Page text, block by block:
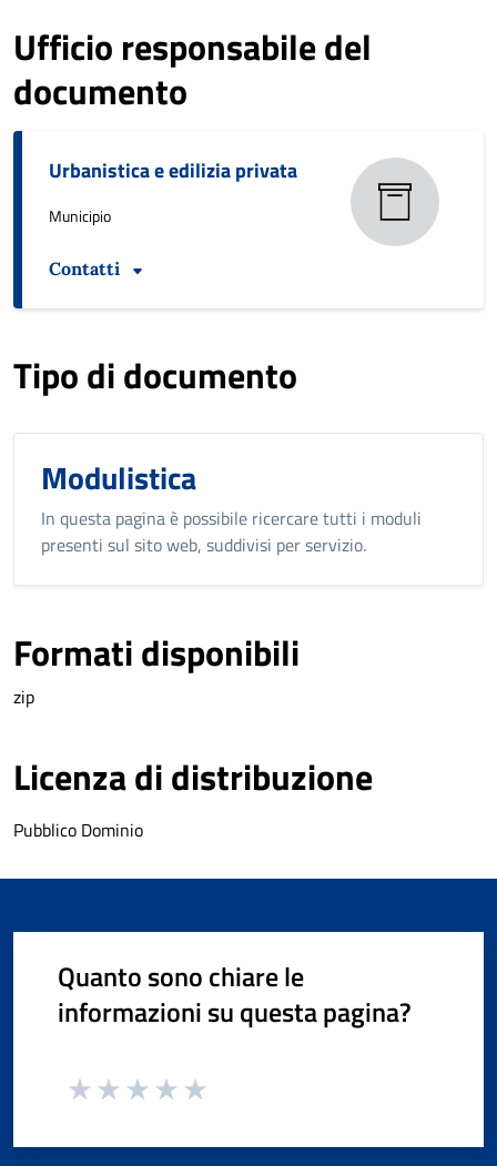
Ufficio responsabile del
documento
Urbanistica e edilizia privata
Municipio
Contatti
Tipo di documento
Modulistica
In questa pagina è possibile ricercare tutti i moduli
presenti sul sito web, suddivisi per servizio.
Formati disponibili
zip
Licenza di distribuzione
Pubblico Dominio
Quanto sono chiare le
informazioni su questa pagina?